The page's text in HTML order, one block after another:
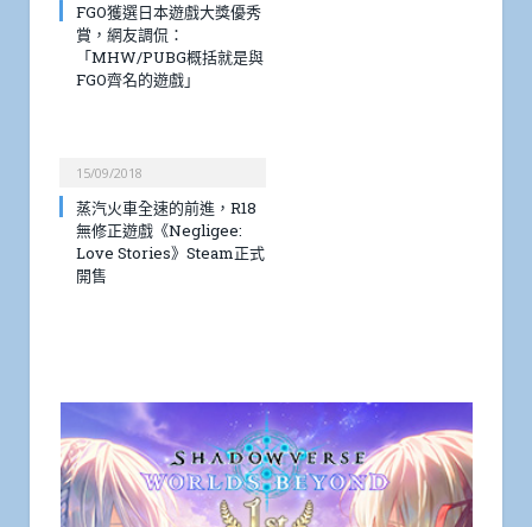
FGO獲選日本遊戲大獎優秀
賞，網友調侃：
「MHW/PUBG概括就是與
FGO齊名的遊戲」
15/09/2018
蒸汽火車全速的前進，R18
無修正遊戲《Negligee:
Love Stories》Steam正式
開售